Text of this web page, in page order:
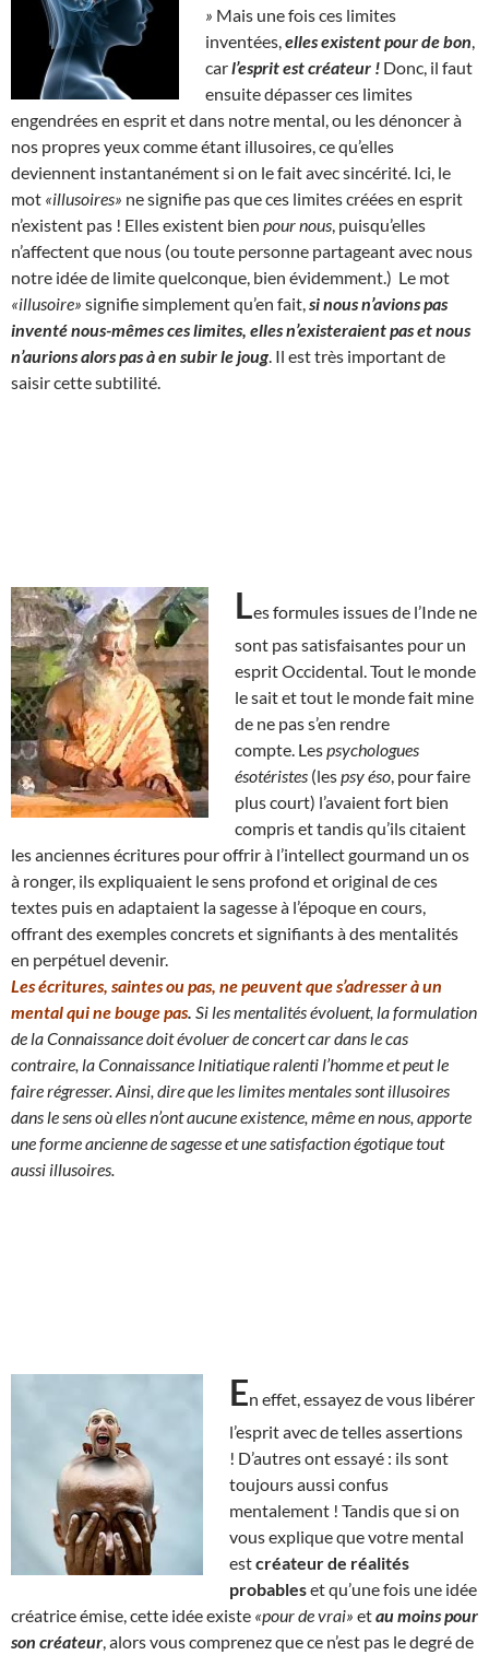
» Mais une fois ces limites
inventées, elles existent pour de bon
carl’esprit est créateur ! Donc, il faut
ensuite dépasser ces limites
engendrées en esprit et dans notre mental, ou les dénoncer à
nos propres yeux comme étant illusoires, ce qu’elles
deviennent instantanément si on le fait avec sincérité. Ici, le
mot «illusoires» ne signifie pas que ces limites créées en esprit
n’existent pas ! Elles existent bien pour nous , puisqu’elles
n’affectent que nous (ou toute personne partageant avec nous
notre idée de limite quelconque, bien évidemment.) Le mot
«illusoire» signifie simplement qu’en fait, si nous n’avions pas
inventé nous-mêmes ces limites, elles n’existeraient pas et nous
n’aurions alors pas à en subir le joug . Il est très important de
saisir cette subtilité.
Les formules issues de l’Inde ne
sont pas satisfaisantes pour un
esprit Occidental. Tout le monde
le sait et tout le monde fait mine
de ne pas s’en rendre
compte. Lespsychologues
ésotéristes (lespsy éso , pour faire
plus court) l’avaient fort bien
compris et tandis qu’ils citaient
les anciennes écritures pour offrir à l’intellect gourmand un os
à ronger, ils expliquaient le sens profond et original de ces
textes puis en adaptaient la sagesse à l’époque en cours,
offrant des exemples concrets et signifiants à des mentalités
en perpétuel devenir.
Les écritures, saintes ou pas, ne peuvent que s’adresser à un
mental qui ne bouge pas. Si les mentalités évoluent, la formulation
de la Connaissance doit évoluer de concert car dans le cas
contraire, la Connaissance Initiatique ralenti l’homme et peut le
faire régresser. Ainsi, dire que les limites mentales sont illusoires
dans le sens où elles n’ont aucune existence, même en nous , apporte
une forme ancienne de sagesse et une satisfaction égotique tout
aussi illusoires.
En effet, essayez de vous libérer
l’esprit avec de telles assertions
! D’autres ont essayé : ils sont
toujours aussi confus
mentalement ! Tandis que si on
vous explique que votre mental
estcréateur de réalités
probableset qu’une fois une idée
créatrice émise, cette idée existe «pour de vrai» etau moins pour
son créateur , alors vous comprenez que ce n’est pas le degré de